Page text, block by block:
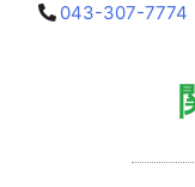
043-307-7774